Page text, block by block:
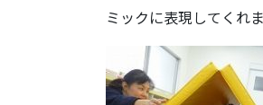
ミックに表現してくれま